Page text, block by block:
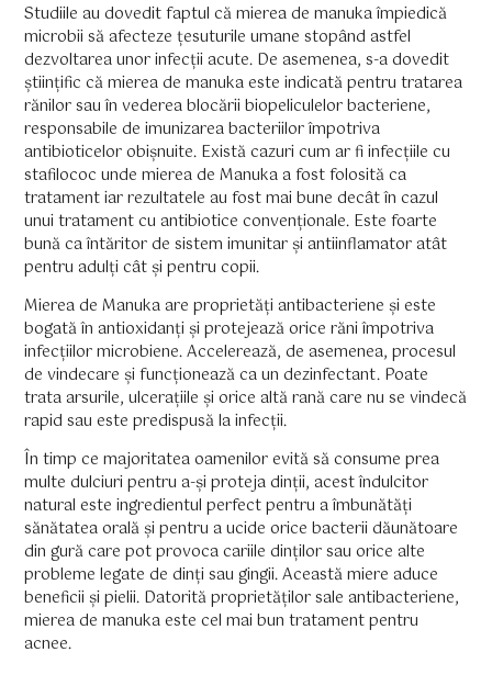
Studiile au dovedit faptul că mierea de manuka împiedică
microbii să afecteze țesuturile umane stopând astfel
dezvoltarea unor infecții acute. De asemenea, s-a dovedit
științific că mierea de manuka este indicată pentru tratarea
rănilor sau în vederea blocării biopeliculelor bacteriene,
responsabile de imunizarea bacteriilor împotriva
antibioticelor obișnuite. Există cazuri cum ar fi infecțiile cu
stafilococ unde mierea de Manuka a fost folosită ca
tratament iar rezultatele au fost mai bune decât în cazul
unui tratament cu antibiotice convenționale. Este foarte
bună ca întăritor de sistem imunitar și antiinflamator atât
pentru adulți cât și pentru copii.
Mierea de Manuka are proprietăți antibacteriene și este
bogată în antioxidanți și protejează orice răni împotriva
infecțiilor microbiene. Accelerează, de asemenea, procesul
de vindecare și funcționează ca un dezinfectant. Poate
trata arsurile, ulcerațiile și orice altă rană care nu se vindecă
rapid sau este predispusă la infecții.
În timp ce majoritatea oamenilor evită să consume prea
multe dulciuri pentru a-și proteja dinții, acest îndulcitor
natural este ingredientul perfect pentru a îmbunătăți
sănătatea orală și pentru a ucide orice bacterii dăunătoare
din gură care pot provoca cariile dinților sau orice alte
probleme legate de dinți sau gingii. Această miere aduce
beneficii și pielii. Datorită proprietăților sale antibacteriene,
mierea de manuka este cel mai bun tratament pentru
acnee.